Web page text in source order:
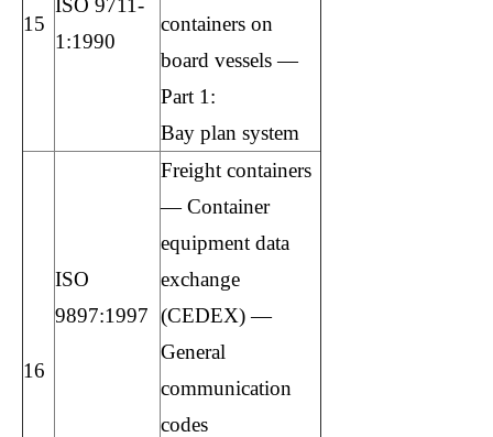
15
ISO 9711-
1:1990
containers on
board vessels —
Part 1:
Bay plan system
16
ISO
9897:1997
Freight containers
— Container
equipment data
exchange
(CEDEX) —
General
communication
codes